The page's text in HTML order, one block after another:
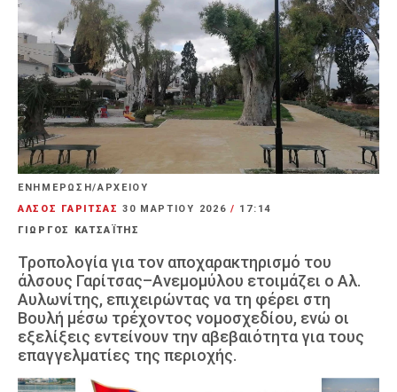
ΕΝΗΜΕΡΩΣΗ/ΑΡΧΕΙΟΥ
ΑΛΣΟΣ ΓΑΡΙΤΣΑΣ 30 ΜΑΡΤΊΟΥ 2026/ 17:14
ΓΙΩΡΓΟΣ ΚΑΤΣΑΪΤΗΣ
Τροπολογία για τον αποχαρακτηρισμό του
άλσους Γαρίτσας–Ανεμομύλου ετοιμάζει ο Αλ.
Αυλωνίτης, επιχειρώντας να τη φέρει στη
Βουλή μέσω τρέχοντος νομοσχεδίου, ενώ οι
εξελίξεις εντείνουν την αβεβαιότητα για τους
επαγγελματίες της περιοχής.